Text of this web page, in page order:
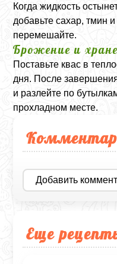
Когда жидкость
добавьте сахар, тмин
перемешайте.
Брожение и
Поставьте квас в
дня. После
и разлейте по
прохладном месте.
Добавить
Еще